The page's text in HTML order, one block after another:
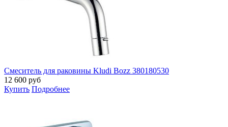
Смеситель для раковины Kludi Bozz 380180530
12 600 руб
Купить Подробнее